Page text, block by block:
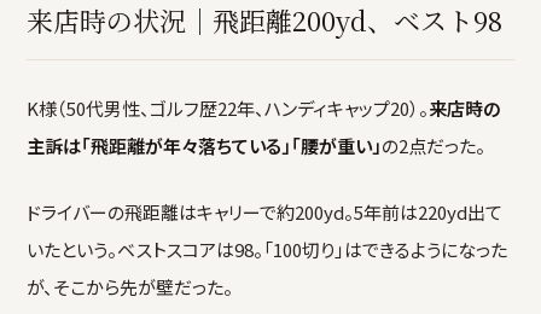
来店時の状況｜飛距離200yd、ベスト98
K様（50代男性、ゴルフ歴22年、ハンディキャップ20）。来店時の
主訴は「飛距離が年々落ちている」「腰が重い」の2点だった。
ドライバーの飛距離はキャリーで約200yd。5年前は220yd出て
いたという。ベストスコアは98。「100切り」はできるようになった
が、そこから先が壁だった。